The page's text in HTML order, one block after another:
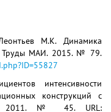
М.К. Динамика
Труды МАИ. 2015. № 79.
интенсивности
конструкций с
2011. № 45. URL: